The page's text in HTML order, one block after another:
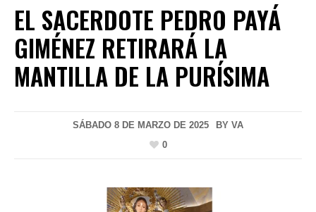
EL SACERDOTE PEDRO PAYÁ
GIMÉNEZ RETIRARÁ LA
MANTILLA DE LA PURÍSIMA
SÁBADO 8 DE MARZO DE 2025 BY VA
0